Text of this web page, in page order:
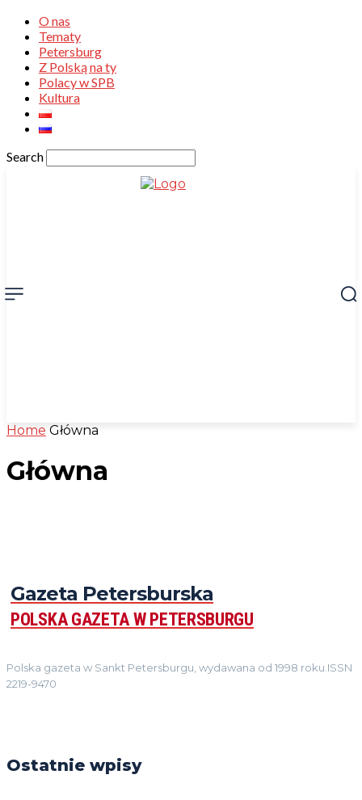
O nas
Tematy
Petersburg
Z Polską na ty
Polacy w SPB
Kultura
Search
Home Główna
Główna
Gazeta Petersburska
POLSKA GAZETA W PETERSBURGU
Polska gazeta w Sankt Petersburgu, wydawana od 1998 roku.ISSN
2219-9470
Ostatnie wpisy